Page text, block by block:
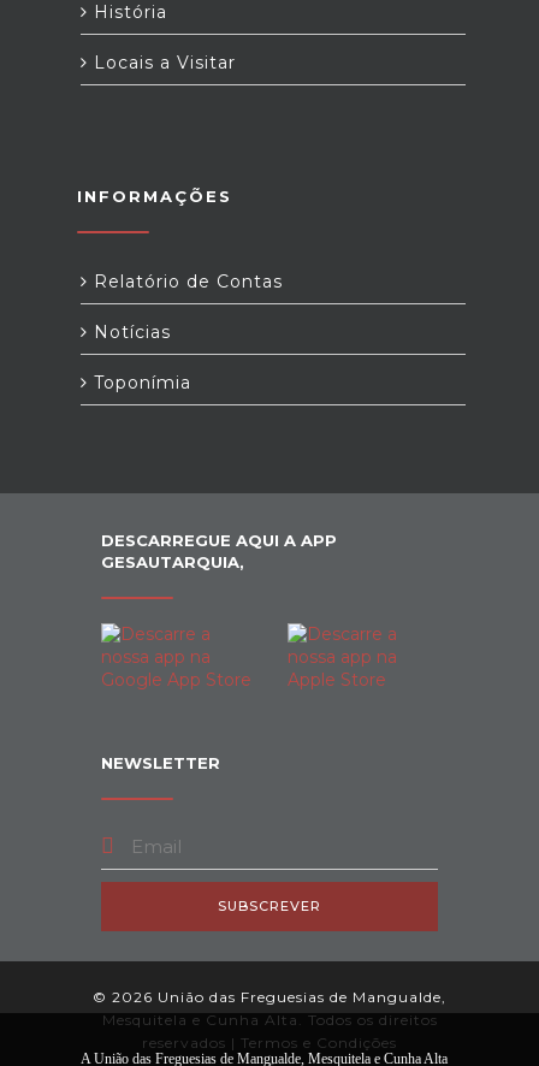
História
Locais a Visitar
INFORMAÇÕES
Relatório de Contas
Notícias
Toponímia
DESCARREGUE AQUI A APP
GESAUTARQUIA,
NEWSLETTER
SUBSCREVER
© 2026 União das Freguesias de Mangualde,
Mesquitela e Cunha Alta. Todos os direitos
reservados | Termos e Condições
A União das Freguesias de Mangualde, Mesquitela e Cunha Alta